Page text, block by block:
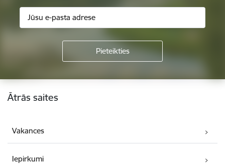
Kājene
Ātrās saites
Vakances
Iepirkumi